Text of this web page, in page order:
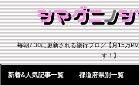
毎朝7:30に更新される旅行ブログ【月15万
す！】
新着&人気記事一覧 都道府県別一覧